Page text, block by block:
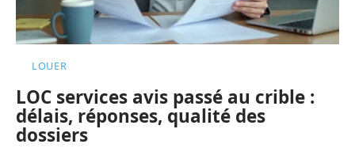
LOUER
LOC services avis passé au crible :
délais, réponses, qualité des
dossiers